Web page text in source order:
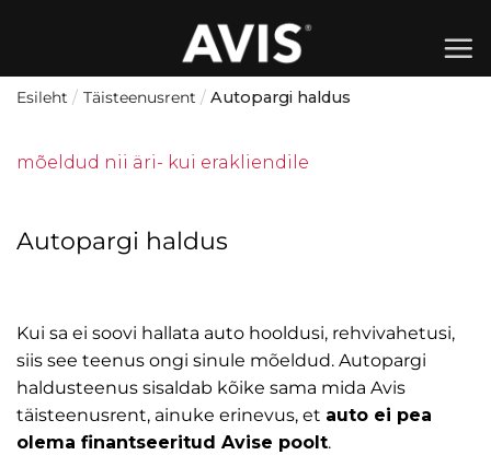
Esileht / Täisteenusrent / Autopargi haldus
mõeldud nii äri- kui erakliendile
Autopargi haldus
Kui sa ei soovi hallata auto hooldusi, rehvivahetusi,
siis see teenus ongi sinule mõeldud. Autopargi
haldusteenus sisaldab kõike sama mida Avis
täisteenusrent, ainuke erinevus, et auto ei pea
olema finantseeritud Avise poolt.